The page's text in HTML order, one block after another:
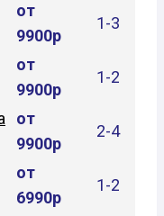
от
9900р
1-3
от
9900р
1-2
от
9900р
2-4
от
6990р
1-2